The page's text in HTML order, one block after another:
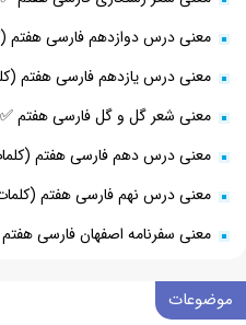
معنی درس دوازدهم فارسی هفتم
معنی درس یازدهم فارسی هفتم
معنی شعر گل و گل فارسی هفتم ✅
معنی درس دهم فارسی هفتم
معنی درس نهم فارسی هفتم
معنی سفرنامه اصفهان فارسی هفتم
موضوعات